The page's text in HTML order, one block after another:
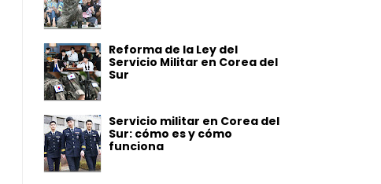
Reforma de la Ley del
Servicio Militar en Corea del
Sur
Servicio militar en Corea del
Sur: cómo es y cómo
funciona